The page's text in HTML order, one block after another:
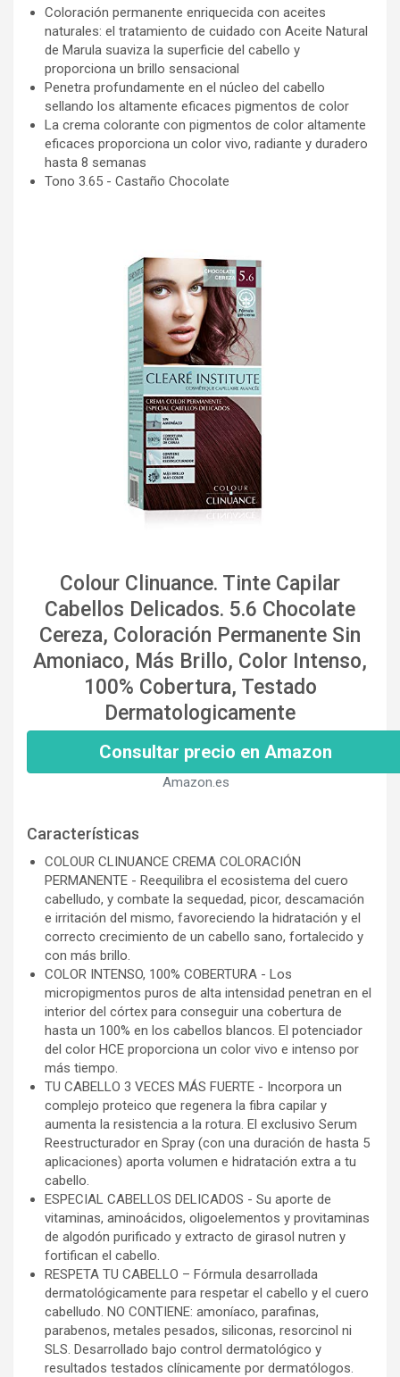
Coloración permanente enriquecida con aceites
naturales: el tratamiento de cuidado con Aceite Natural
de Marula suaviza la superficie del cabello y
proporciona un brillo sensacional
Penetra profundamente en el núcleo del cabello
sellando los altamente eficaces pigmentos de color
La crema colorante con pigmentos de color altamente
eficaces proporciona un color vivo, radiante y duradero
hasta 8 semanas
Tono 3.65 - Castaño Chocolate
Colour Clinuance. Tinte Capilar
Cabellos Delicados. 5.6 Chocolate
Cereza, Coloración Permanente Sin
Amoniaco, Más Brillo, Color Intenso,
100% Cobertura, Testado
Dermatologicamente
Consultar precio en Amazon
Amazon.es
Características
COLOUR CLINUANCE CREMA COLORACIÓN
PERMANENTE - Reequilibra el ecosistema del cuero
cabelludo, y combate la sequedad, picor, descamación
e irritación del mismo, favoreciendo la hidratación y el
correcto crecimiento de un cabello sano, fortalecido y
con más brillo.
COLOR INTENSO, 100% COBERTURA - Los
micropigmentos puros de alta intensidad penetran en el
interior del córtex para conseguir una cobertura de
hasta un 100% en los cabellos blancos. El potenciador
del color HCE proporciona un color vivo e intenso por
más tiempo.
TU CABELLO 3 VECES MÁS FUERTE - Incorpora un
complejo proteico que regenera la fibra capilar y
aumenta la resistencia a la rotura. El exclusivo Serum
Reestructurador en Spray (con una duración de hasta 5
aplicaciones) aporta volumen e hidratación extra a tu
cabello.
ESPECIAL CABELLOS DELICADOS - Su aporte de
vitaminas, aminoácidos, oligoelementos y provitaminas
de algodón purificado y extracto de girasol nutren y
fortifican el cabello.
RESPETA TU CABELLO – Fórmula desarrollada
dermatológicamente para respetar el cabello y el cuero
cabelludo. NO CONTIENE: amoníaco, parafinas,
parabenos, metales pesados, siliconas, resorcinol ni
SLS. Desarrollado bajo control dermatológico y
resultados testados clínicamente por dermatólogos.